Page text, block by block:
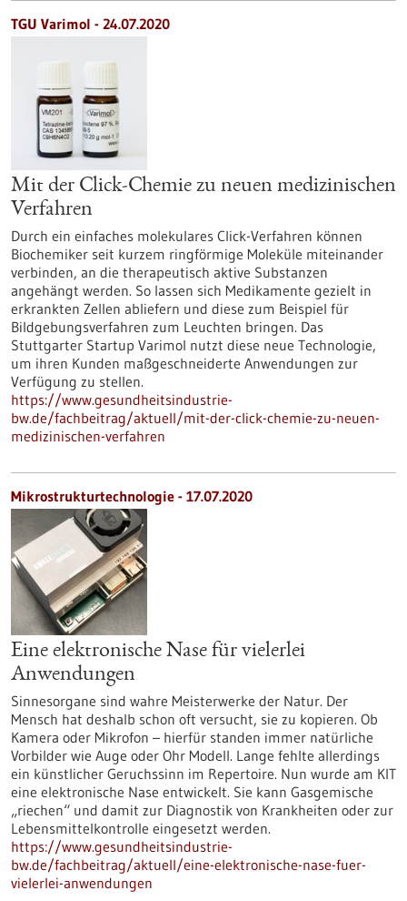
TGU Varimol - 24.07.2020
Mit der Click-Chemie zu neuen medizinischen
Verfahren
Durch ein einfaches molekulares Click-Verfahren können
Biochemiker seit kurzem ringförmige Moleküle miteinander
verbinden, an die therapeutisch aktive Substanzen
angehängt werden. So lassen sich Medikamente gezielt in
erkrankten Zellen abliefern und diese zum Beispiel für
Bildgebungsverfahren zum Leuchten bringen. Das
Stuttgarter Startup Varimol nutzt diese neue Technologie,
um ihren Kunden maßgeschneiderte Anwendungen zur
Verfügung zu stellen.
https://www.gesundheitsindustrie-
bw.de/fachbeitrag/aktuell/mit-der-click-chemie-zu-neuen-
medizinischen-verfahren
Mikrostrukturtechnologie - 17.07.2020
Eine elektronische Nase für vielerlei
Anwendungen
Sinnesorgane sind wahre Meisterwerke der Natur. Der
Mensch hat deshalb schon oft versucht, sie zu kopieren. Ob
Kamera oder Mikrofon – hierfür standen immer natürliche
Vorbilder wie Auge oder Ohr Modell. Lange fehlte allerdings
ein künstlicher Geruchssinn im Repertoire. Nun wurde am KIT
eine elektronische Nase entwickelt. Sie kann Gasgemische
„riechen“ und damit zur Diagnostik von Krankheiten oder zur
Lebensmittelkontrolle eingesetzt werden.
https://www.gesundheitsindustrie-
bw.de/fachbeitrag/aktuell/eine-elektronische-nase-fuer-
vielerlei-anwendungen